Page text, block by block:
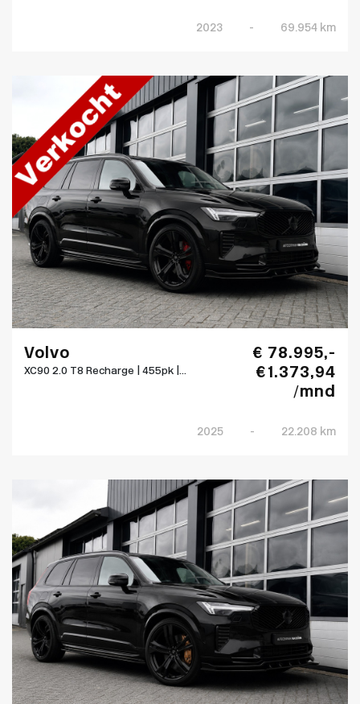
2023 - 69.954 km
Volvo
XC90 2.0 T8 Recharge | 455pk |...
€ 78.995,-
€ 1.373,94
/mnd
2025 - 22.208 km